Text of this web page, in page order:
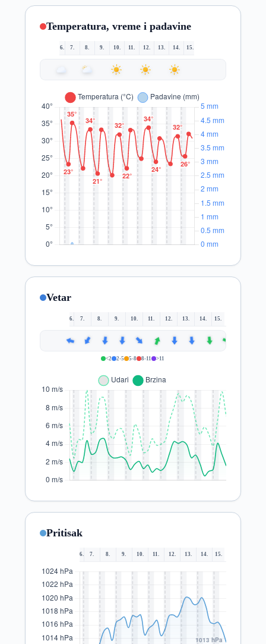
Temperatura, vreme i padavine
6. 7. 8. 9. 10. 11. 12. 13. 14. 15.
Vetar
6. 7. 8. 9. 10. 11. 12. 13. 14. 15.
Pritisak
6. 7. 8. 9. 10. 11. 12. 13. 14. 15.